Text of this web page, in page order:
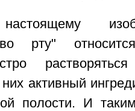
рту"
активный
полости. И